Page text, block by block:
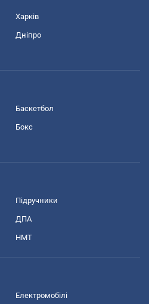
Харків
Дніпро
Баскетбол
Бокс
Підручники
ДПА
НМТ
Електромобілі